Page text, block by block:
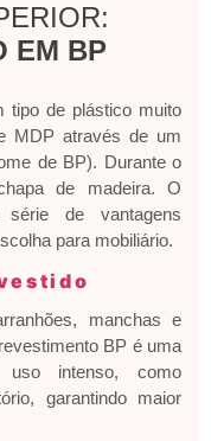
EM BP
tipo de plástico muito
MDP através de um
de BP). Durante o
de madeira. O
série de vantagens
para mobiliário.
manchas e
BP é uma
intenso, como
garantindo maior